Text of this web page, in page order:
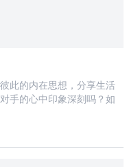
此的内在思想，分享生活
手的心中印象深刻吗？如